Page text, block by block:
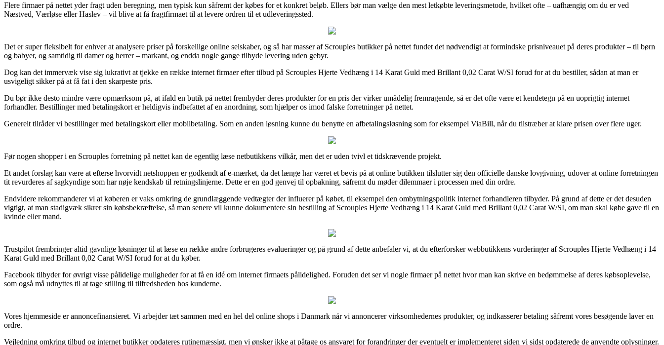
Flere firmaer på nettet yder fragt uden beregning, men typisk kun såfremt der købes for et konkret beløb. Ellers bør man vælge den mest letkøbte leveringsmetode, hvilket ofte – uafhængig om du er ved
Næstved, Værløse eller Haslev – vil blive at få fragtfirmaet til at levere ordren til et udleveringssted.
Det er super fleksibelt for enhver at analysere priser på forskellige online selskaber, og så har masser af Scrouples butikker på nettet fundet det nødvendigt at formindske prisniveauet på deres produkter – til børn
og babyer, og samtidig til damer og herrer – markant, og endda nogle gange tilbyde levering uden gebyr.
Dog kan det immervæk vise sig lukrativt at tjekke en række internet firmaer efter tilbud på Scrouples Hjerte Vedhæng i 14 Karat Guld med Brillant 0,02 Carat W/SI forud for at du bestiller, sådan at man er
usvigeligt sikker på at få fat i den skarpeste pris.
Du bør ikke desto mindre være opmærksom på, at ifald en butik på nettet frembyder deres produkter for en pris der virker umådelig fremragende, så er det ofte være et kendetegn på en uoprigtig internet
forhandler. Bestillinger med betalingskort er heldigvis indbefattet af en anordning, som hjælper os imod falske forretninger på nettet.
Generelt tilråder vi bestillinger med betalingskort eller mobilbetaling. Som en anden løsning kunne du benytte en afbetalingsløsning som for eksempel ViaBill, når du tilstræber at klare prisen over flere uger.
Før nogen shopper i en Scrouples forretning på nettet kan de egentlig læse netbutikkens vilkår, men det er uden tvivl et tidskrævende projekt.
Et andet forslag kan være at efterse hvorvidt netshoppen er godkendt af e-mærket, da det længe har været et bevis på at online butikken tilslutter sig den officielle danske lovgivning, udover at online forretningen
tit revurderes af sagkyndige som har nøje kendskab til retningslinjerne. Dette er en god genvej til opbakning, såfremt du møder dilemmaer i processen med din ordre.
Endvidere rekommanderer vi at køberen er vaks omkring de grundlæggende vedtægter der influerer på købet, til eksempel den ombytningspolitik internet forhandleren tilbyder. På grund af dette er det desuden
vigtigt, at man stadigvæk sikrer sin købsbekræftelse, så man senere vil kunne dokumentere sin bestilling af Scrouples Hjerte Vedhæng i 14 Karat Guld med Brillant 0,02 Carat W/SI, om man skal købe gave til en
kvinde eller mand.
Trustpilot frembringer altid gavnlige løsninger til at læse en række andre forbrugeres evalueringer og på grund af dette anbefaler vi, at du efterforsker webbutikkens vurderinger af Scrouples Hjerte Vedhæng i 14
Karat Guld med Brillant 0,02 Carat W/SI forud for at du køber.
Facebook tilbyder for øvrigt visse pålidelige muligheder for at få en idé om internet firmaets pålidelighed. Foruden det ser vi nogle firmaer på nettet hvor man kan skrive en bedømmelse af deres købsoplevelse,
som også må udnyttes til at tage stilling til tilfredsheden hos kunderne.
Vores hjemmeside er annoncefinansieret. Vi arbejder tæt sammen med en hel del online shops i Danmark når vi annoncerer virksomhedernes produkter, og indkasserer betaling såfremt vores besøgende laver en
ordre.
Vejledning omkring tilbud og internet butikker opdateres rutinemæssigt, men vi ønsker ikke at påtage os ansvaret for forandringer der eventuelt er implementeret siden vi sidst opdaterede de anvendte oplysninger.